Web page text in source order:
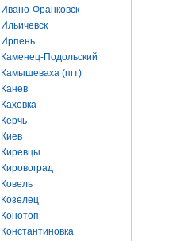
Ивано-Франковск
Ильичевск
Ирпень
Каменец-Подольский
Камышеваха (пгт)
Канев
Каховка
Керчь
Киев
Киревцы
Кировоград
Ковель
Козелец
Конотоп
Константиновка